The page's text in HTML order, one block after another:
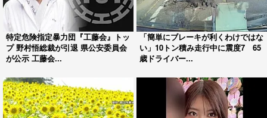
特定危険指定暴力団『工藤会』トッ
プ 野村悟総裁が引退 県公安委員会
が公示 工藤会...
「簡単にブレーキが利くわけではな
い」10トン積み走行中に震度7 65
歳ドライバー...